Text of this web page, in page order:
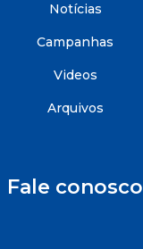
Notícias
Campanhas
Videos
Arquivos
Fale conosco